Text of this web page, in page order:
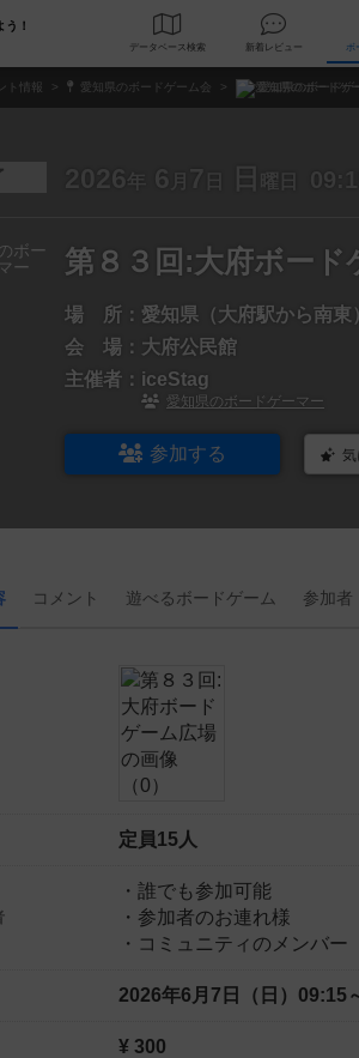
う！
データベース 検索 新着レビュ
ト情報 愛知県のボードゲーム会 愛知県のボードゲ
2026 年 6 月 7 日 日 曜日
第８３回:大府ボード
場 所： 愛知県（大府駅から南東
会 場： 大府公民館
主催者： iceStag
愛知県のボードゲーマー
参加する 気
コメント 遊べるボードゲーム 参加者
定員15人
・誰でも参加可能
・参加者のお連れ様
・コミュニティのメンバー
2026年6月7日（日） 09:15
¥ 300